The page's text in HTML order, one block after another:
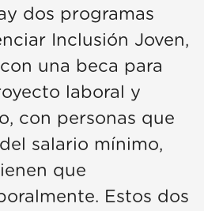
dos programas
Inclusión Joven,
una beca para
laboral y
con personas que
salario mínimo,
que
Estos dos